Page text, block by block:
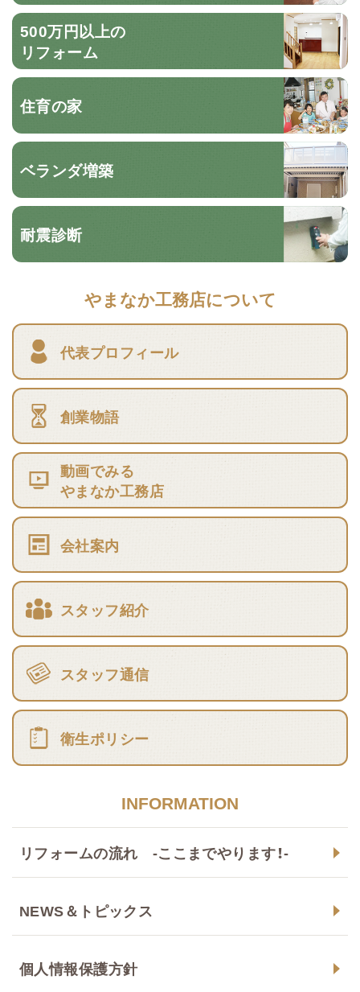
500万円以上の
リフォーム
住育の家
ベランダ増築
耐震診断
やまなか工務店について
代表プロフィール
創業物語
動画でみる
やまなか工務店
会社案内
スタッフ紹介
スタッフ通信
衛生ポリシー
INFORMATION
リフォームの流れ -ここまでやります！-
NEWS＆トピックス
個人情報保護方針